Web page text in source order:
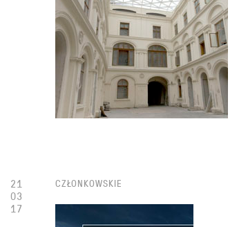
CZŁONKOWSKIE
21
03
17